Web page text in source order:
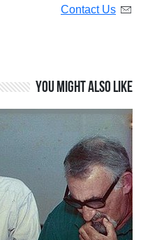
Contact Us
You might also like